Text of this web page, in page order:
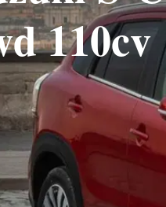
110cv